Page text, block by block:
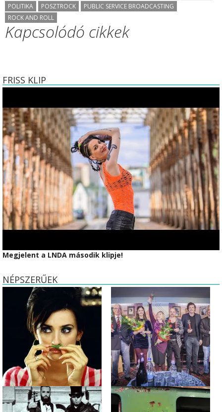
POLITIKA
POSZTROCK
PUBLIC SERVICE BROADCASTING
ROCK AND ROLL
Kapcsolódó cikkek
FRISS KLIP
Megjelent a LNDA második klipje!
NÉPSZERŰEK